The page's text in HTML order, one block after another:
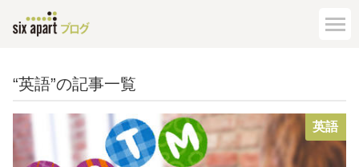
“英語”の記事一覧
英語